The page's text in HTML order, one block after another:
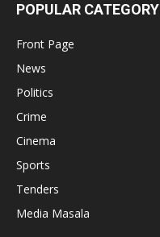
POPULAR CATEGORY
Front Page
News
Politics
Crime
Cinema
Sports
Tenders
Media Masala